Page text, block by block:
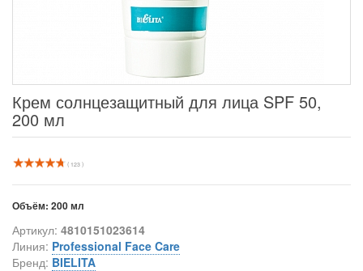
Крем солнцезащитный для лица SPF 50,
200 мл
( 123 )
Объём: 200 мл
Артикул: 4810151023614
Линия: Professional Face Care
Бренд: BIELITA